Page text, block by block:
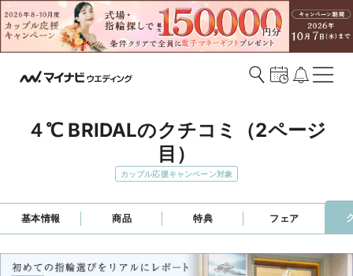
４℃ BRIDALのクチコミ（2ページ
目）
カップル応援キャンペーン対象
基本情報 商品 特典 フェア